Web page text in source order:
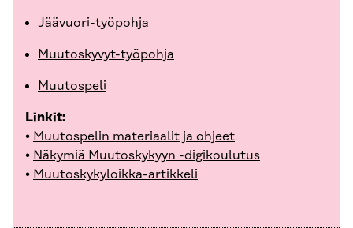
Jäävuori-työpohja
Muutoskyvyt-työpohja
Muutospeli
Linkit:
• Muutospelin materiaalit ja ohjeet
• Näkymiä Muutoskykyyn -digikoulutus
• Muutoskykyloikka-artikkeli